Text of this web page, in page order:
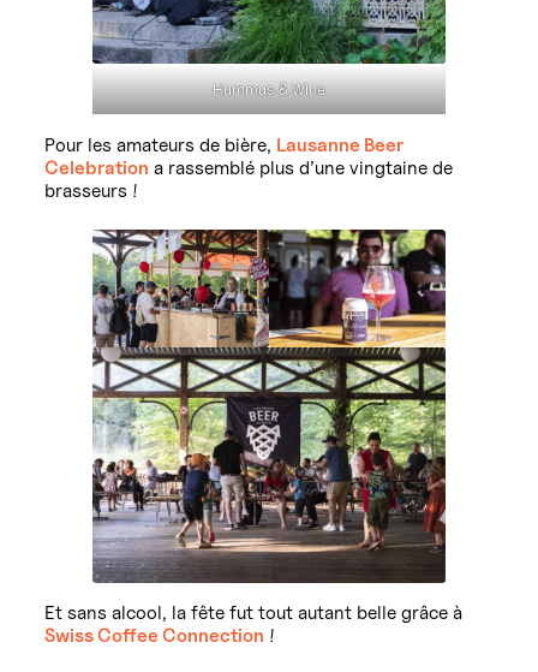
Hummus & Wine
Pour les amateurs de bière, Lausanne Beer
Celebration a rassemblé plus d’une vingtaine de
brasseurs !
Et sans alcool, la fête fut tout autant belle grâce à
Swiss Coffee Connection !